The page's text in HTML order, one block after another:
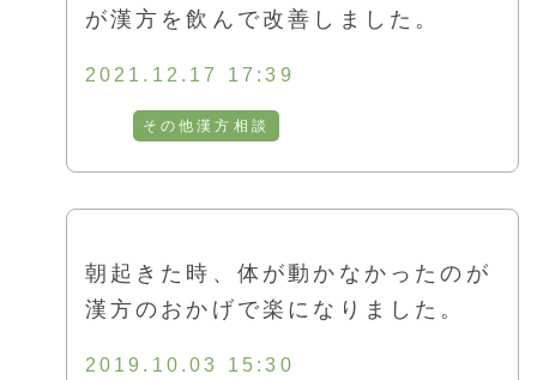
が漢方を飲んで改善しました。
2021.12.17 17:39
その他漢方相談
朝起きた時、体が動かなかったのが
漢方のおかげで楽になりました。
2019.10.03 15:30